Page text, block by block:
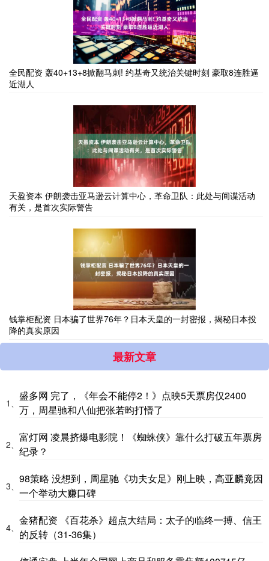
全民配资 轰40+13+8掀翻马刺! 约基奇又统治关键时刻 豪取8连胜逼
近湖人
天盈资本 伊朗袭击亚马逊云计算中心，革命卫队：此处与间谍活动
有关，是首次实际警告
钱掌柜配资 日本骗了世界76年？日本天皇的一封密报，揭秘日本投
降的真实原因
最新文章
1、
盛多网 完了，《年会不能停2！》点映5天票房仅2400
万，周星驰和八仙把张若昀打懵了
2、
富灯网 凌晨挤爆电影院！《蜘蛛侠》靠什么打破五年票房
纪录？
3、
98策略 没想到，周星驰《功夫女足》刚上映，高亚麟竟因
一个举动大赚口碑
4、
金猪配资 《百花杀》超点大结局：太子的临终一搏、信王
的反转（31-36集）